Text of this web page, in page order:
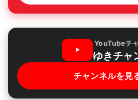
YouTubeチ
ゆきチャ
チャンネルを見